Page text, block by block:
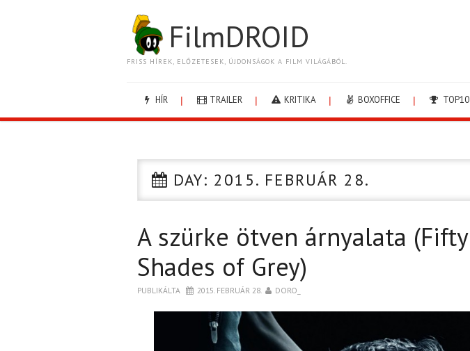
FilmDROID
FRISS HÍREK, ELŐZETESEK, ÚJDONSÁGOK A FILM VILÁGÁBÓL.
HÍR TRAILER KRITIKA BOXOFFICE TOP10
DAY: 2015. FEBRUÁR 28.
A szürke ötven árnyalata (Fifty
Shades of Grey)
PUBLIKÁLTA 2015. FEBRUÁR 28. DORO_